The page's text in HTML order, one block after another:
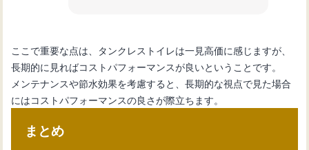
ここで重要な点は、タンクレストイレは一見高価に感じますが、
長期的に見ればコストパフォーマンスが良いということです。
メンテナンスや節水効果を考慮すると、長期的な視点で見た場合
にはコストパフォーマンスの良さが際立ちます。
まとめ